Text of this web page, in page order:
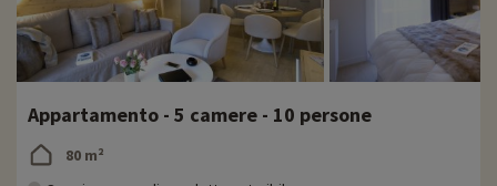
Appartamento - 5 camere - 10 persone
80 m²